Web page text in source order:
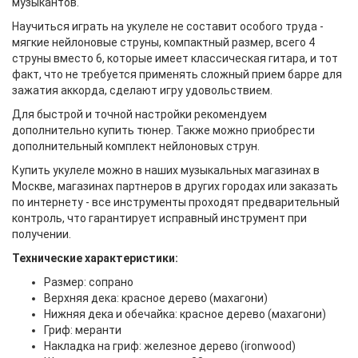
музыкантов.
Научиться играть на укулеле не составит особого труда -
мягкие нейлоновые струны, компактный размер, всего 4
струны вместо 6, которые имеет классическая гитара, и тот
факт, что не требуется применять сложный прием барре для
зажатия аккорда, сделают игру удовольствием.
Для быстрой и точной настройки рекомендуем
дополнительно купить тюнер. Также можно приобрести
дополнительный комплект нейлоновых струн.
Купить укулеле можно в наших музыкальных магазинах в
Москве, магазинах партнеров в других городах или заказать
по интернету - все инструменты проходят предварительный
контроль, что гарантирует исправный инструмент при
получении.
Технические характеристики:
Размер: сопрано
Верхняя дека: красное дерево (махагони)
Нижняя дека и обечайка: красное дерево (махагони)
Гриф: меранти
Накладка на гриф: железное дерево (ironwood)